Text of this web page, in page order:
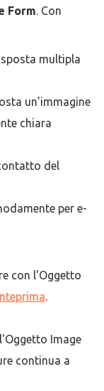
Form. Con
multipla
un'immagine
chiara
del
per e-
con l'Oggetto
.
Image
continua a